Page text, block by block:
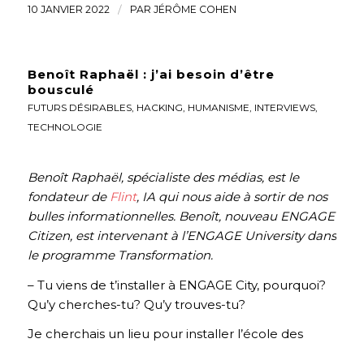
10 JANVIER 2022 / PAR JÉRÔME COHEN
Benoît Raphaël : j’ai besoin d’être
bousculé
FUTURS DÉSIRABLES, HACKING, HUMANISME, INTERVIEWS,
TECHNOLOGIE
Benoît Raphaël, spécialiste des médias, est le
fondateur de Flint, IA qui nous aide à sortir de nos
bulles informationnelles. Benoît, nouveau ENGAGE
Citizen, est intervenant à l’ENGAGE University dans
le programme Transformation.
– Tu viens de t’installer à ENGAGE City, pourquoi?
Qu’y cherches-tu? Qu’y trouves-tu?
Je cherchais un lieu pour installer l’école des